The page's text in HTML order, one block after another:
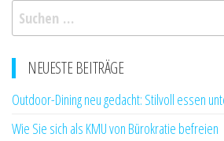
Suchen
nach:
NEUESTE BEITRÄGE
Outdoor-Dining neu gedacht: Stilvoll essen
Wie Sie sich als KMU von Bürokratie befreien